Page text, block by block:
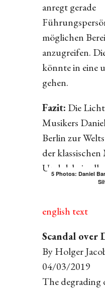
anregt gerade
möglichen
anzugreifen.
könnte in eine
gehen.
Fazit: Die
Musikers
Berlin zur
der
Und dabei soll
5 Photos: Daniel
english text
Scandal over
By Holger
04/03/2019
The degrading